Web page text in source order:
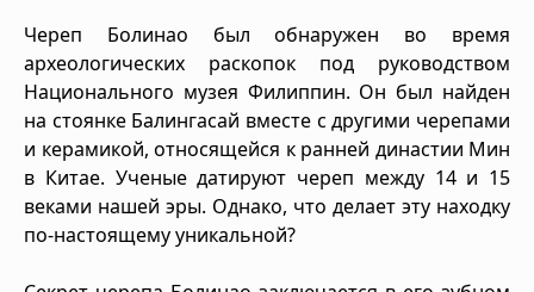
Череп Болинао был обнаружен во время
археологических раскопок под руководством
Национального музея Филиппин. Он был найден
на стоянке Балингасай вместе с другими черепами
и керамикой, относящейся к ранней династии Мин
в Китае. Ученые датируют череп между 14 и 15
веками нашей эры. Однако, что делает эту находку
по-настоящему уникальной?